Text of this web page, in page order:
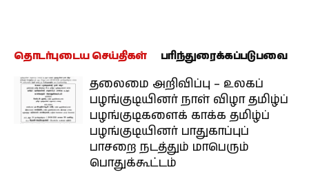
தொடர்புடைய செய்திகள் பரிந்துரைக்கப்படுபவை
தலைமை அறிவிப்பு – உலகப்
பழங்குடியினர் நாள் விழா தமிழ்ப்
பழங்குடிகளைக் காக்க தமிழ்ப்
பழங்குடியினர் பாதுகாப்புப்
பாசறை நடத்தும் மாபெரும்
பொதுக்கூட்டம்